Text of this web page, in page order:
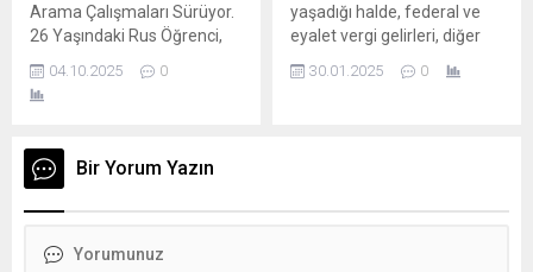
Arama Çalışmaları Sürüyor.
26 Yaşındaki Rus Öğrenci,
Passau (Bavyera) – 26
yaşındaki Rus öğrenci Danil
saat 01:00 civarında katıldığı
bir partiden sonra kayboldu.
Marienbrücke yakınlarında
04.10.2025 0
yaşadığı halde, federal ve
eyalet vergi gelirleri, diğer
geliri vergisi sayesinde
30.01.2025 0
Bir Yorum Yazın